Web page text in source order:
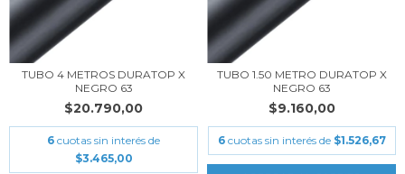
TUBO 4 METROS DURATOP X
NEGRO 63
$20.790,00
6 cuotas sin interés de
$3.465,00
TUBO 1.50 METRO DURATOP X
NEGRO 63
$9.160,00
6 cuotas sin interés de $1.526,67